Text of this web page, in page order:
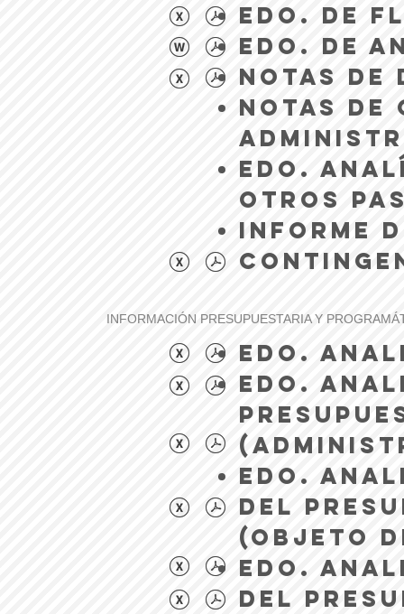
EDO. DE
EDO. DE
NOTAS DE
NOTAS DE
EDO.
OTROS
INFORME
INFORMACIÓN PRESUPUESTARIA Y
EDO.
EDO.
EDO.
DEL
(OBJETO
EDO.
DEL